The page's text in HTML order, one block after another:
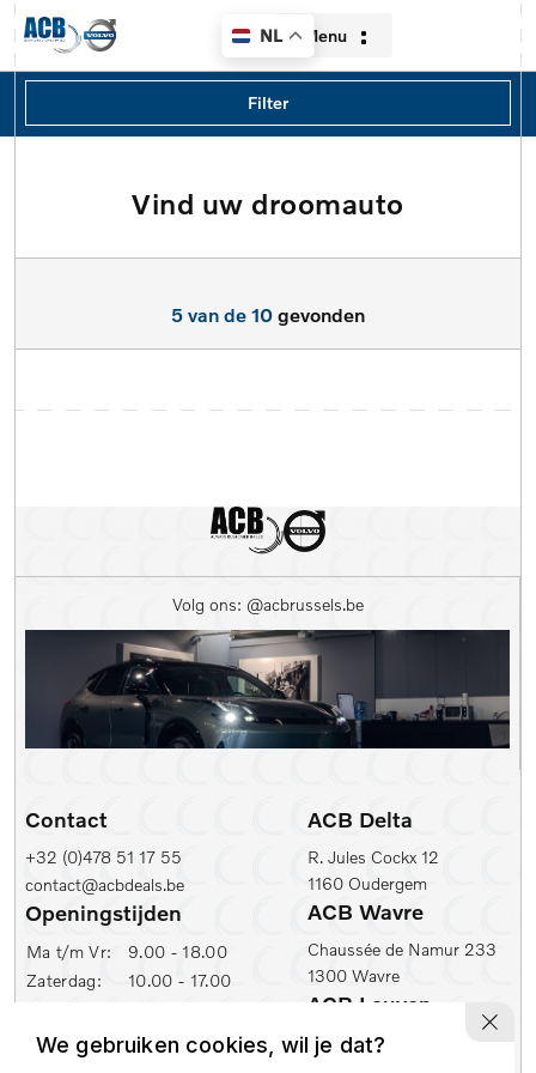
NL Menu
Home
Diensten
Vind uw droomauto
Filter
Filters
Merk
Type
Kleur
Carrosserie
Kilometerstand Van
Kilometerstand tot
1e inschrijfdatum min
1e inschrijfdatum max
5 van de 10 gevonden
Volg ons: @acbrussels.be
Contact
+32 (0)478 51 17 55
contact@acbdeals.be
Openingstijden
Ma t/m Vr:
9.00 - 18.00
Zaterdag:
10.00 - 17.00
ACB Zaventem
Leuvensesteenweg 430
ACB Delta
R. Jules Cockx 12
1160 Oudergem
ACB Wavre
Chaussée de Namur 233
1300 Wavre
ACB Leuven
Ambachtenlaan 2
We gebruiken cookies, wil je dat?